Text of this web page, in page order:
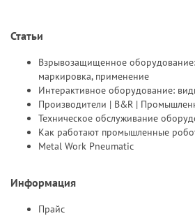
Статьи
Взрывозащищенное
маркировка, применение
Интерактивное оборудование:
Производители | B&R |
Техническое обслуживание
Как работают промышленные
Metal Work Pneumatic
Информация
Прайс